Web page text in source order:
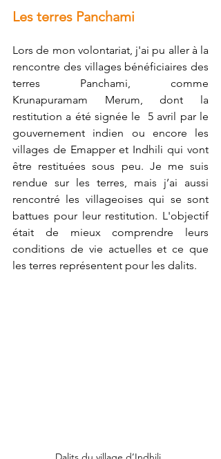
Les terres Panchami
Lors de mon volontariat, j'ai pu aller à la
rencontre des villages bénéficiaires des
terres Panchami, comme
Krunapuramam Merum, dont la
restitution a été signée le  5 avril par le
gouvernement indien ou encore les
villages de Emapper et Indhili qui vont
être restituées sous peu. Je me suis
rendue sur les terres, mais j’ai aussi
rencontré les villageoises qui se sont
battues pour leur restitution. L'objectif
était de mieux comprendre leurs
conditions de vie actuelles et ce que
les terres représentent pour les dalits.